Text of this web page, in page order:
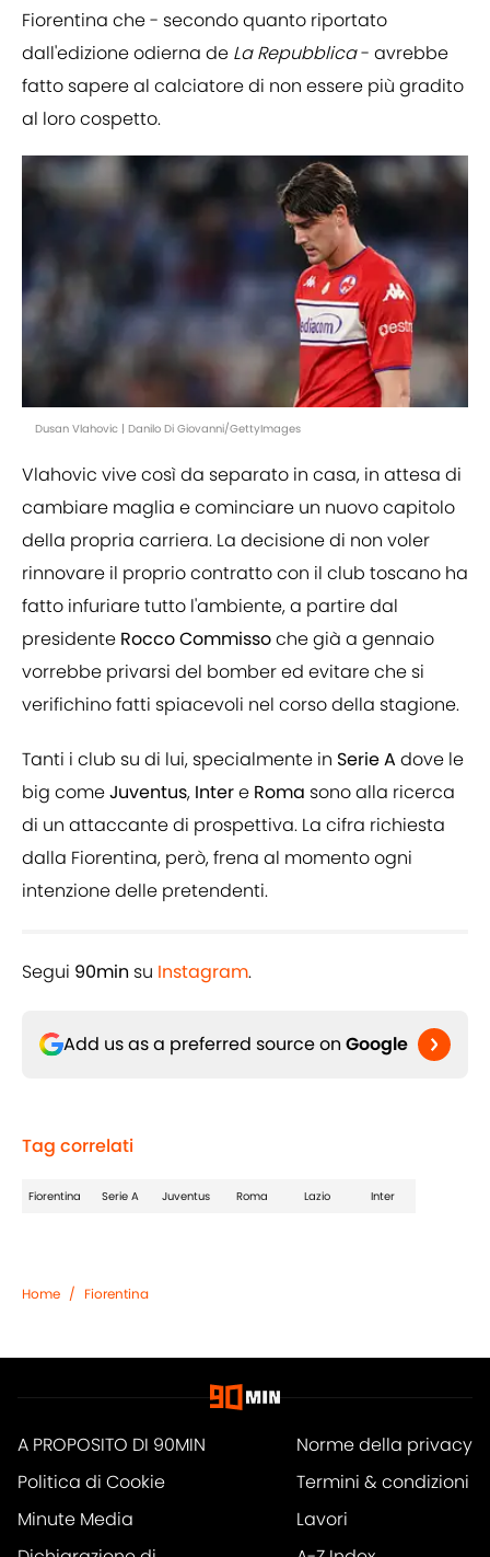
Fiorentina che - secondo quanto riportato
dall'edizione odierna de La Repubblica- avrebbe
fatto sapere al calciatore di non essere più gradito
al loro cospetto.
Dusan Vlahovic | Danilo Di Giovanni/GettyImages
Vlahovic vive così da separato in casa, in attesa di
cambiare maglia e cominciare un nuovo capitolo
della propria carriera. La decisione di non voler
rinnovare il proprio contratto con il club toscano ha
fatto infuriare tutto l'ambiente, a partire dal
presidente Rocco Commissoche già a gennaio
vorrebbe privarsi del bomber ed evitare che si
verifichino fatti spiacevoli nel corso della stagione.
Tanti i club su di lui, specialmente in Serie A dove le
big comeJuventus, Intere Roma sono alla ricerca
di un attaccante di prospettiva. La cifra richiesta
dalla Fiorentina, però, frena al momento ogni
intenzione delle pretendenti.
Segui 90min su Instagram.
Add us as a preferred source on Google
Tag correlati
Fiorentina Serie A Juventus Roma Lazio Inter
Home / Fiorentina
A PROPOSITO DI 90MIN
Norme della privacy
Politica di Cookie
Termini & condizioni
Minute Media
Lavori